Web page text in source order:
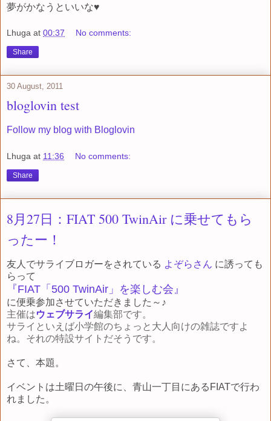
夢がかなうといいな♥
Lhuga at 00:37 No comments:
Share
30 August, 2011
bloglovin test
Follow my blog with Bloglovin
Lhuga at 11:36 No comments:
Share
8月27日：FIAT 500 TwinAir に乗せてもら
ったー！
友人でサライブロガーをされている よぞらさん に誘っても
らって
『FIAT「500 TwinAir」を楽しむ会』
に便乗参加させていただきました～♪
主催はウェブサライ編集部です。
サライといえば小学館のちょっと大人向けの雑誌ですよ
ね。それの特設サイトだそうです。
さて、本題。
イベントは土曜日の午後に、青山一丁目にあるFIATで行わ
れました。